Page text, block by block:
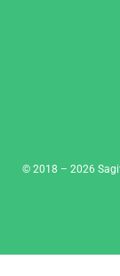
© 2018 – 2026